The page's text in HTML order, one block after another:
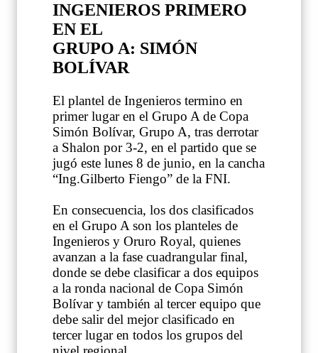
INGENIEROS PRIMERO
EN EL
GRUPO A: SIMÓN
BOLÍVAR
El plantel de Ingenieros termino en
primer lugar en el Grupo A de Copa
Simón Bolívar, Grupo A, tras derrotar
a Shalon por 3-2, en el partido que se
jugó este lunes 8 de junio, en la cancha
“Ing.Gilberto Fiengo” de la FNI.
En consecuencia, los dos clasificados
en el Grupo A son los planteles de
Ingenieros y Oruro Royal, quienes
avanzan a la fase cuadrangular final,
donde se debe clasificar a dos equipos
a la ronda nacional de Copa Simón
Bolívar y también al tercer equipo que
debe salir del mejor clasificado en
tercer lugar en todos los grupos del